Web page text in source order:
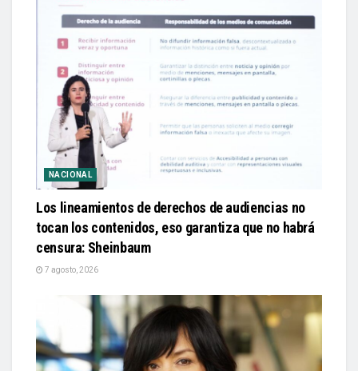
NACIONAL
Los lineamientos de derechos de audiencias no
tocan los contenidos, eso garantiza que no habrá
censura: Sheinbaum
7 agosto, 2026